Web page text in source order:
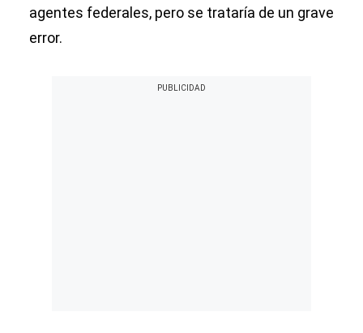
agentes federales, pero se trataría de un grave
error.